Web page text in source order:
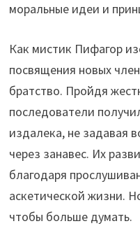
моральные идеи и
Как мистик Пифагор
посвящения новых
братство. Пройдя
последователи
издалека, не задавая
через занавес. Их
благодаря
аскетической жизни.
чтобы больше думать.